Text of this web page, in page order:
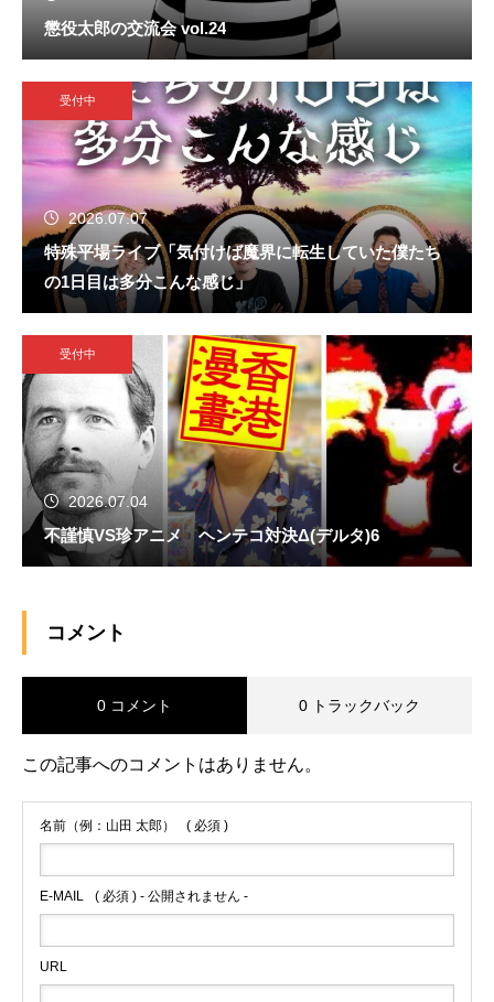
懲役太郎の交流会 vol.24
受付中
2026.07.07
特殊平場ライブ「気付けば魔界に転生していた僕たち
の1日目は多分こんな感じ」
受付中
2026.07.04
不謹慎VS珍アニメ ヘンテコ対決Δ(デルタ)6
コメント
0 コメント 0 トラックバック
この記事へのコメントはありません。
名前（例：山田 太郎） ( 必須 )
E-MAIL ( 必須 ) - 公開されません -
URL